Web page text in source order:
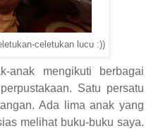
celetukan lucu :))
anak mengikuti berbagai
Satu persatu
Ada lima anak yang
melihat buku-buku saya.